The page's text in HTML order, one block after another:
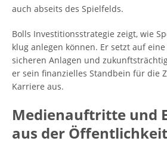
auch abseits des Spielfelds.
Bolls Investitionsstrategie zeigt, wie
klug anlegen können. Er setzt auf
sicheren Anlagen und
er sein finanzielles Standbein für die
Karriere aus.
Medienauftritte und
aus der